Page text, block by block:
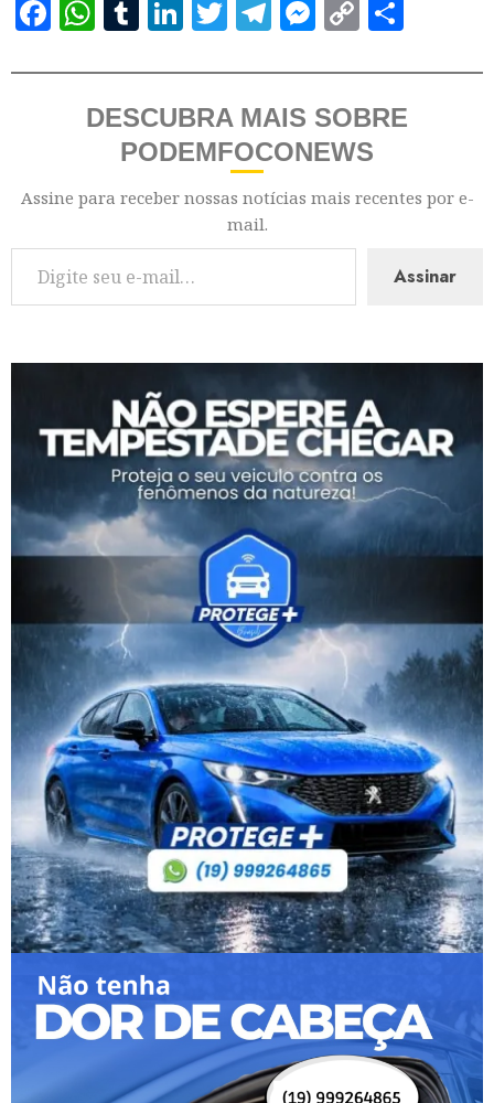
Facebook
WhatsApp
Tumblr
LinkedIn
TwitterTelegram
Messenger
Copy
DESCUBRA MAIS SOBRE
PODEMFOCONEWS
Assine para receber nossas notícias mais recentes por e-
mail.
Assinar